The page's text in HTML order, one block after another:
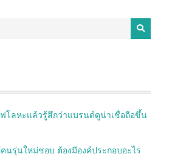
โลหะแล้วรู้สึกว่าแบรนด์ดูน่าเชื่อถือขึ้น
นรุ่นใหม่ชอบ ต้องมีองค์ประกอบอะไร